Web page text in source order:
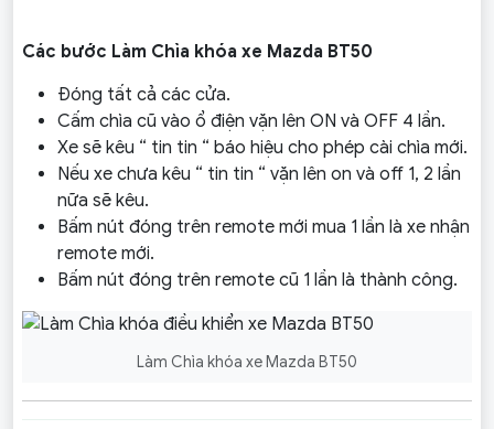
Các bước Làm Chìa khóa xe Mazda BT50
Đóng tất cả các cửa.
Cấm chìa cũ vào ổ điện vặn lên ON và OFF 4 lần.
Xe sẽ kêu “ tin tin “ báo hiệu cho phép cài chìa mới.
Nếu xe chưa kêu “ tin tin “ vặn lên on và off 1, 2 lần
nữa sẽ kêu.
Bấm nút đóng trên remote mới mua 1 lần là xe nhận
remote mới.
Bấm nút đóng trên remote cũ 1 lần là thành công.
Làm Chìa khóa xe Mazda BT50